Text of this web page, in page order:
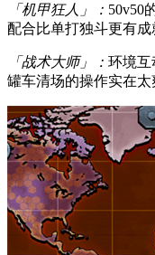
「机甲狂人」： 50v50
配合比单打独斗更有成
「战术大师」： 环境互
罐车清场的操作实在太